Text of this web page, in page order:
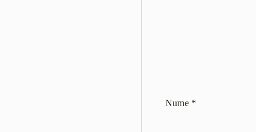
Nume *